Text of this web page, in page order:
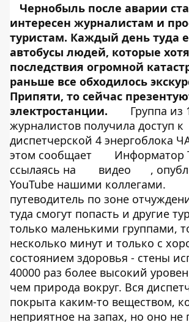
Чернобыль после аварии
интересен журналистам и
туристам. Каждый день туда
автобусы людей, которые
последствия огромной
раньше все обходилось
Припяти, то сейчас
электростанции.
Группа из
журналистов получила доступ к
диспетчерской 4 энергоблока
этом сообщает
Информатор
ссылаясь на
видео
,
YouTube нашими коллегами.
путеводитель по зоне
туда смогут попасть и другие
только маленькими группами,
несколько минут и только с
состоянием здоровья - стены
40000 раз более высокий
чем природа вокруг. Вся
покрыта каким-то веществом,
неприятное на запах, но оно не